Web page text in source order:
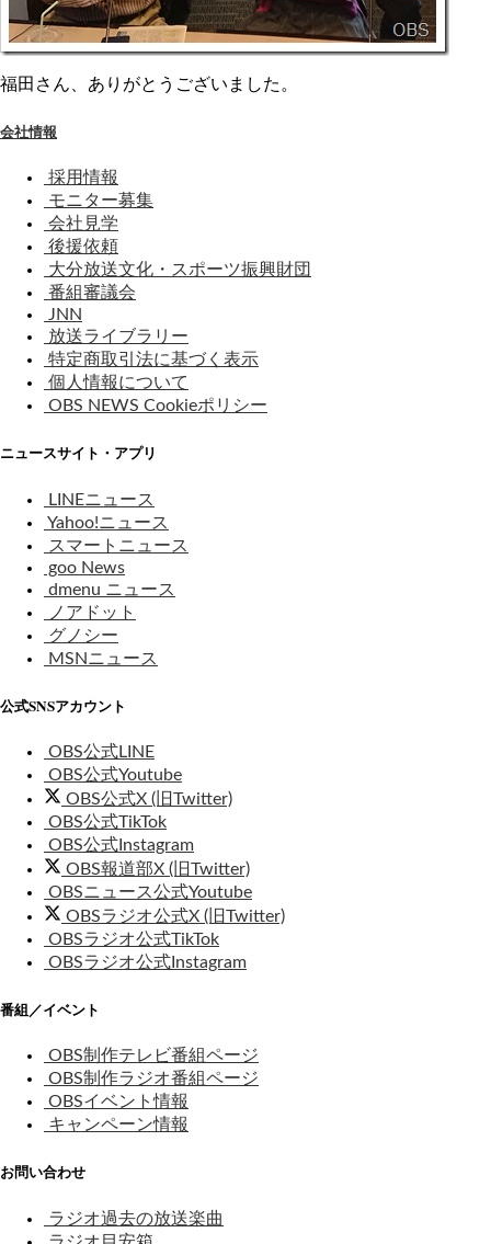
福田さん、ありがとうございました。
会社情報
採用情報
モニター募集
会社見学
後援依頼
大分放送文化・スポーツ振興財団
番組審議会
JNN
放送ライブラリー
特定商取引法に基づく表示
個人情報について
OBS NEWS Cookieポリシー
ニュースサイト・アプリ
LINEニュース
Yahoo!ニュース
スマートニュース
goo News
dmenu ニュース
ノアドット
グノシー
MSNニュース
公式SNSアカウント
OBS公式LINE
OBS公式Youtube
OBS公式X (旧Twitter)
OBS公式TikTok
OBS公式Instagram
OBS報道部X (旧Twitter)
OBSニュース公式Youtube
OBSラジオ公式X (旧Twitter)
OBSラジオ公式TikTok
OBSラジオ公式Instagram
番組／イベント
OBS制作テレビ番組ページ
OBS制作ラジオ番組ページ
OBSイベント情報
キャンペーン情報
お問い合わせ
ラジオ過去の放送楽曲